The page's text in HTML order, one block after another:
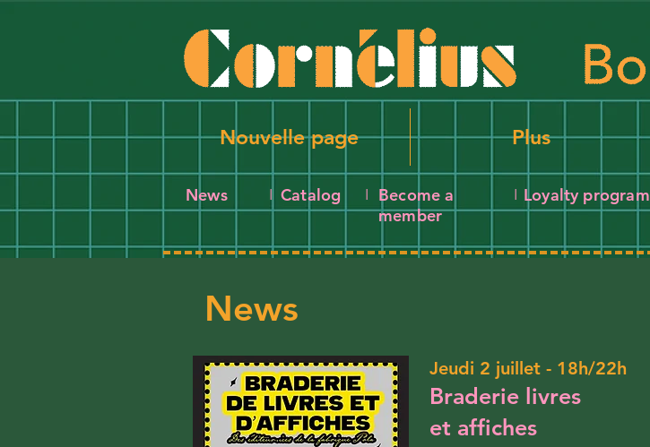
Nouvelle page Plus
News I Catalog I
Become a
member
I Loyalty program
News
Braderie livres
et affiches
Jeudi 2 juillet - 18h/22h